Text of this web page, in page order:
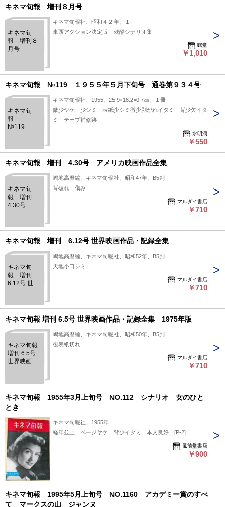
キネマ旬報 増刊８月号
キネマ旬
報 増刊８
月号
キネマ旬報社、昭和４２年、１
東西アクション決定版―残酷シナリオ集
曙堂
￥1,010
キネマ旬報 №119 １９５５年５月下旬号 通巻第９３４号
キネマ旬
報
№119 １
通巻第９３
４号
キネマ旬報社、1955、25.9×18.2×0.7㎝、１冊
微少ヤケ 少シミ 表紙少シミ微少剥がれイタミ 背少欠イタ
ミ テープ補修跡
水明洞
￥550
キネマ旬報 増刊 4.30号 アメリカ映画作品全集
キネマ旬
報 増刊
4.30号 ア
嶋地高麿編、キネマ旬報社、昭和47年、B5判
背破れ 傷み
マルダイ書店
￥710
キネマ旬報 増刊 6.12号 世界映画作品・記録全集
キネマ旬
報 増刊
6.12号 世界
嶋地高麿編、キネマ旬報社、昭和52年、B5判
天地小口シミ
マルダイ書店
￥710
キネマ旬報 増刊 6.5号 世界映画作品・記録全集 1975年版
キネマ旬報
増刊 6.5号
世界映画作
版
嶋地高麿編、キネマ旬報社、昭和50年、B5判
後表紙切れ
マルダイ書店
￥710
キネマ旬報 1955年3月上旬号 NO.112 シナリオ 女のひと
とき
キネマ旬報社、1955年
経年並上 ページヤケ 背少イタミ 本文良好 [P-2]
風前堂書店
￥900
キネマ旬報 1995年5月上旬号 NO.1160 アカデミー賞のすべ
て マークスの山 ジャンヌ